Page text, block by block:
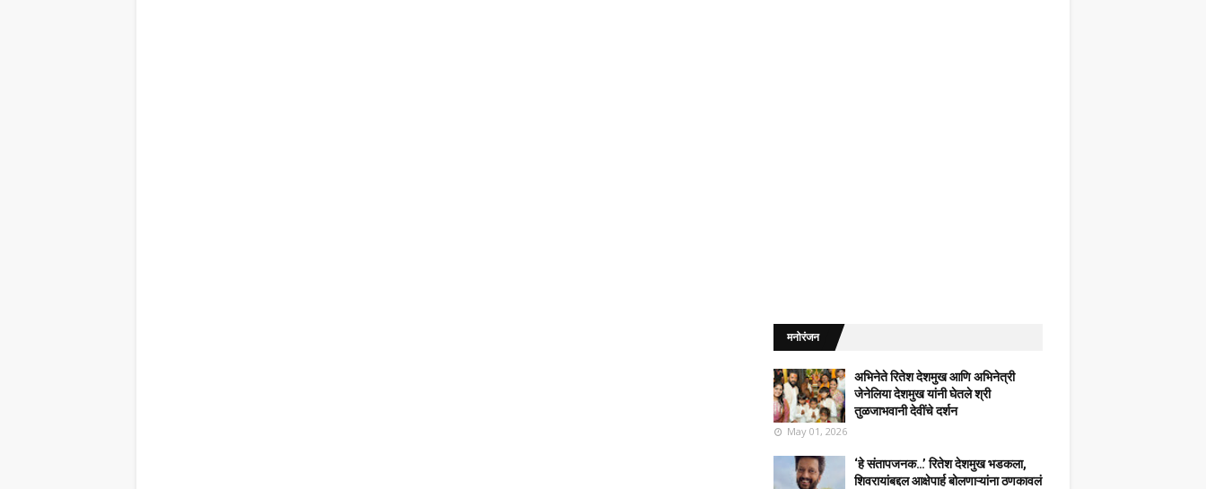
मनोरंजन
अभिनेते रितेश देशमुख आणि अभिनेत्री
जेनेलिया देशमुख यांनी घेतले श्री
तुळजाभवानी देवींचे दर्शन
May 01, 2026
‘हे संतापजनक…’ रितेश देशमुख भडकला,
शिवरायांबद्दल आक्षेपार्ह बोलणाऱ्यांना ठणकावलं